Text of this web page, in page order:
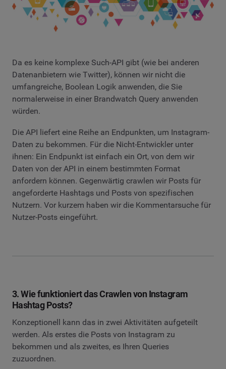
Da es keine komplexe Such-API gibt (wie bei anderen
Datenanbietern wie Twitter), können wir nicht die
umfangreiche, Boolean Logik anwenden, die Sie
normalerweise in einer Brandwatch Query anwenden
würden.
Die API liefert eine Reihe an Endpunkten, um Instagram-
Daten zu bekommen. Für die Nicht-Entwickler unter
ihnen: Ein Endpunkt ist einfach ein Ort, von dem wir
Daten von der API in einem bestimmten Format
anfordern können. Gegenwärtig crawlen wir Posts für
angeforderte Hashtags und Posts von spezifischen
Nutzern. Vor kurzem haben wir die Kommentarsuche für
Nutzer-Posts eingeführt.
3. Wie funktioniert das Crawlen von Instagram
Hashtag Posts?
Konzeptionell kann das in zwei Aktivitäten aufgeteilt
werden. Als erstes die Posts von Instagram zu
bekommen und als zweites, es Ihren Queries
zuzuordnen.